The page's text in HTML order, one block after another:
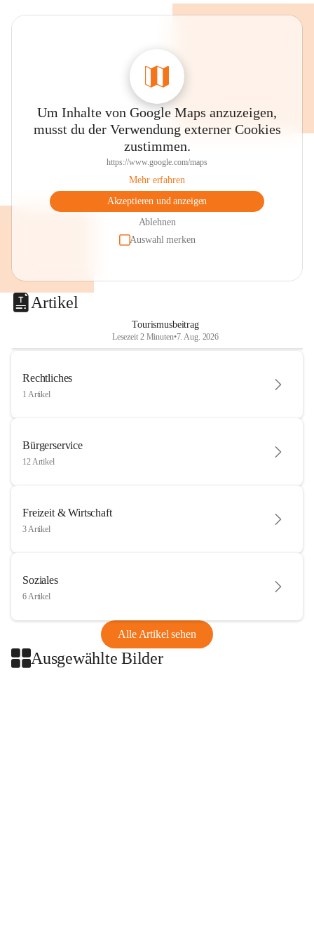
Um Inhalte von Google Maps anzuzeigen,
musst du der Verwendung externer Cookies
zustimmen.
https://www.google.com/maps
Mehr erfahren
Akzeptieren und anzeigen
Ablehnen
Auswahl merken
Artikel
Tourismusbeitrag
Lesezeit 2 Minuten•7. Aug. 2026
Rechtliches
1 Artikel
Bürgerservice
12 Artikel
Freizeit & Wirtschaft
3 Artikel
Soziales
6 Artikel
Alle Artikel sehen
Ausgewählte Bilder